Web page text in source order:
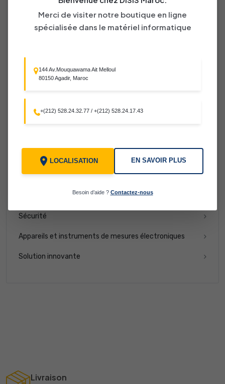
Matériel Informatique
Automatisme Et Domotique
Télédistribution/Sonorisation
Matériel de Commerce et Vente
Multimédia
Contrôle Daccès et Pointeuse
Sécurité
Appareils et instruments de mesures électroniques
Solution innovante
Livraison
Merci de visiter notre boutique en ligne
spécialisée dans le matériel informatique
144 Av.Mouquawama Ait Melloul
80150 Agadir, Maroc
+(212) 528.24.32.77 / +(212) 528.24.17.43
LOCALISATION EN SAVOIR PLUS
Besoin d’aide ? Contactez-nous